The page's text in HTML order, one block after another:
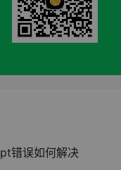
错误如何解决